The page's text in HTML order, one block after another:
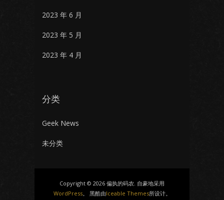
2023 年 6 月
2023 年 5 月
2023 年 4 月
分类
Geek News
未分类
Copyright © 2026 偏执的码农. 自豪地采用
WordPress。 黑酷由Iceable Themes所设计。